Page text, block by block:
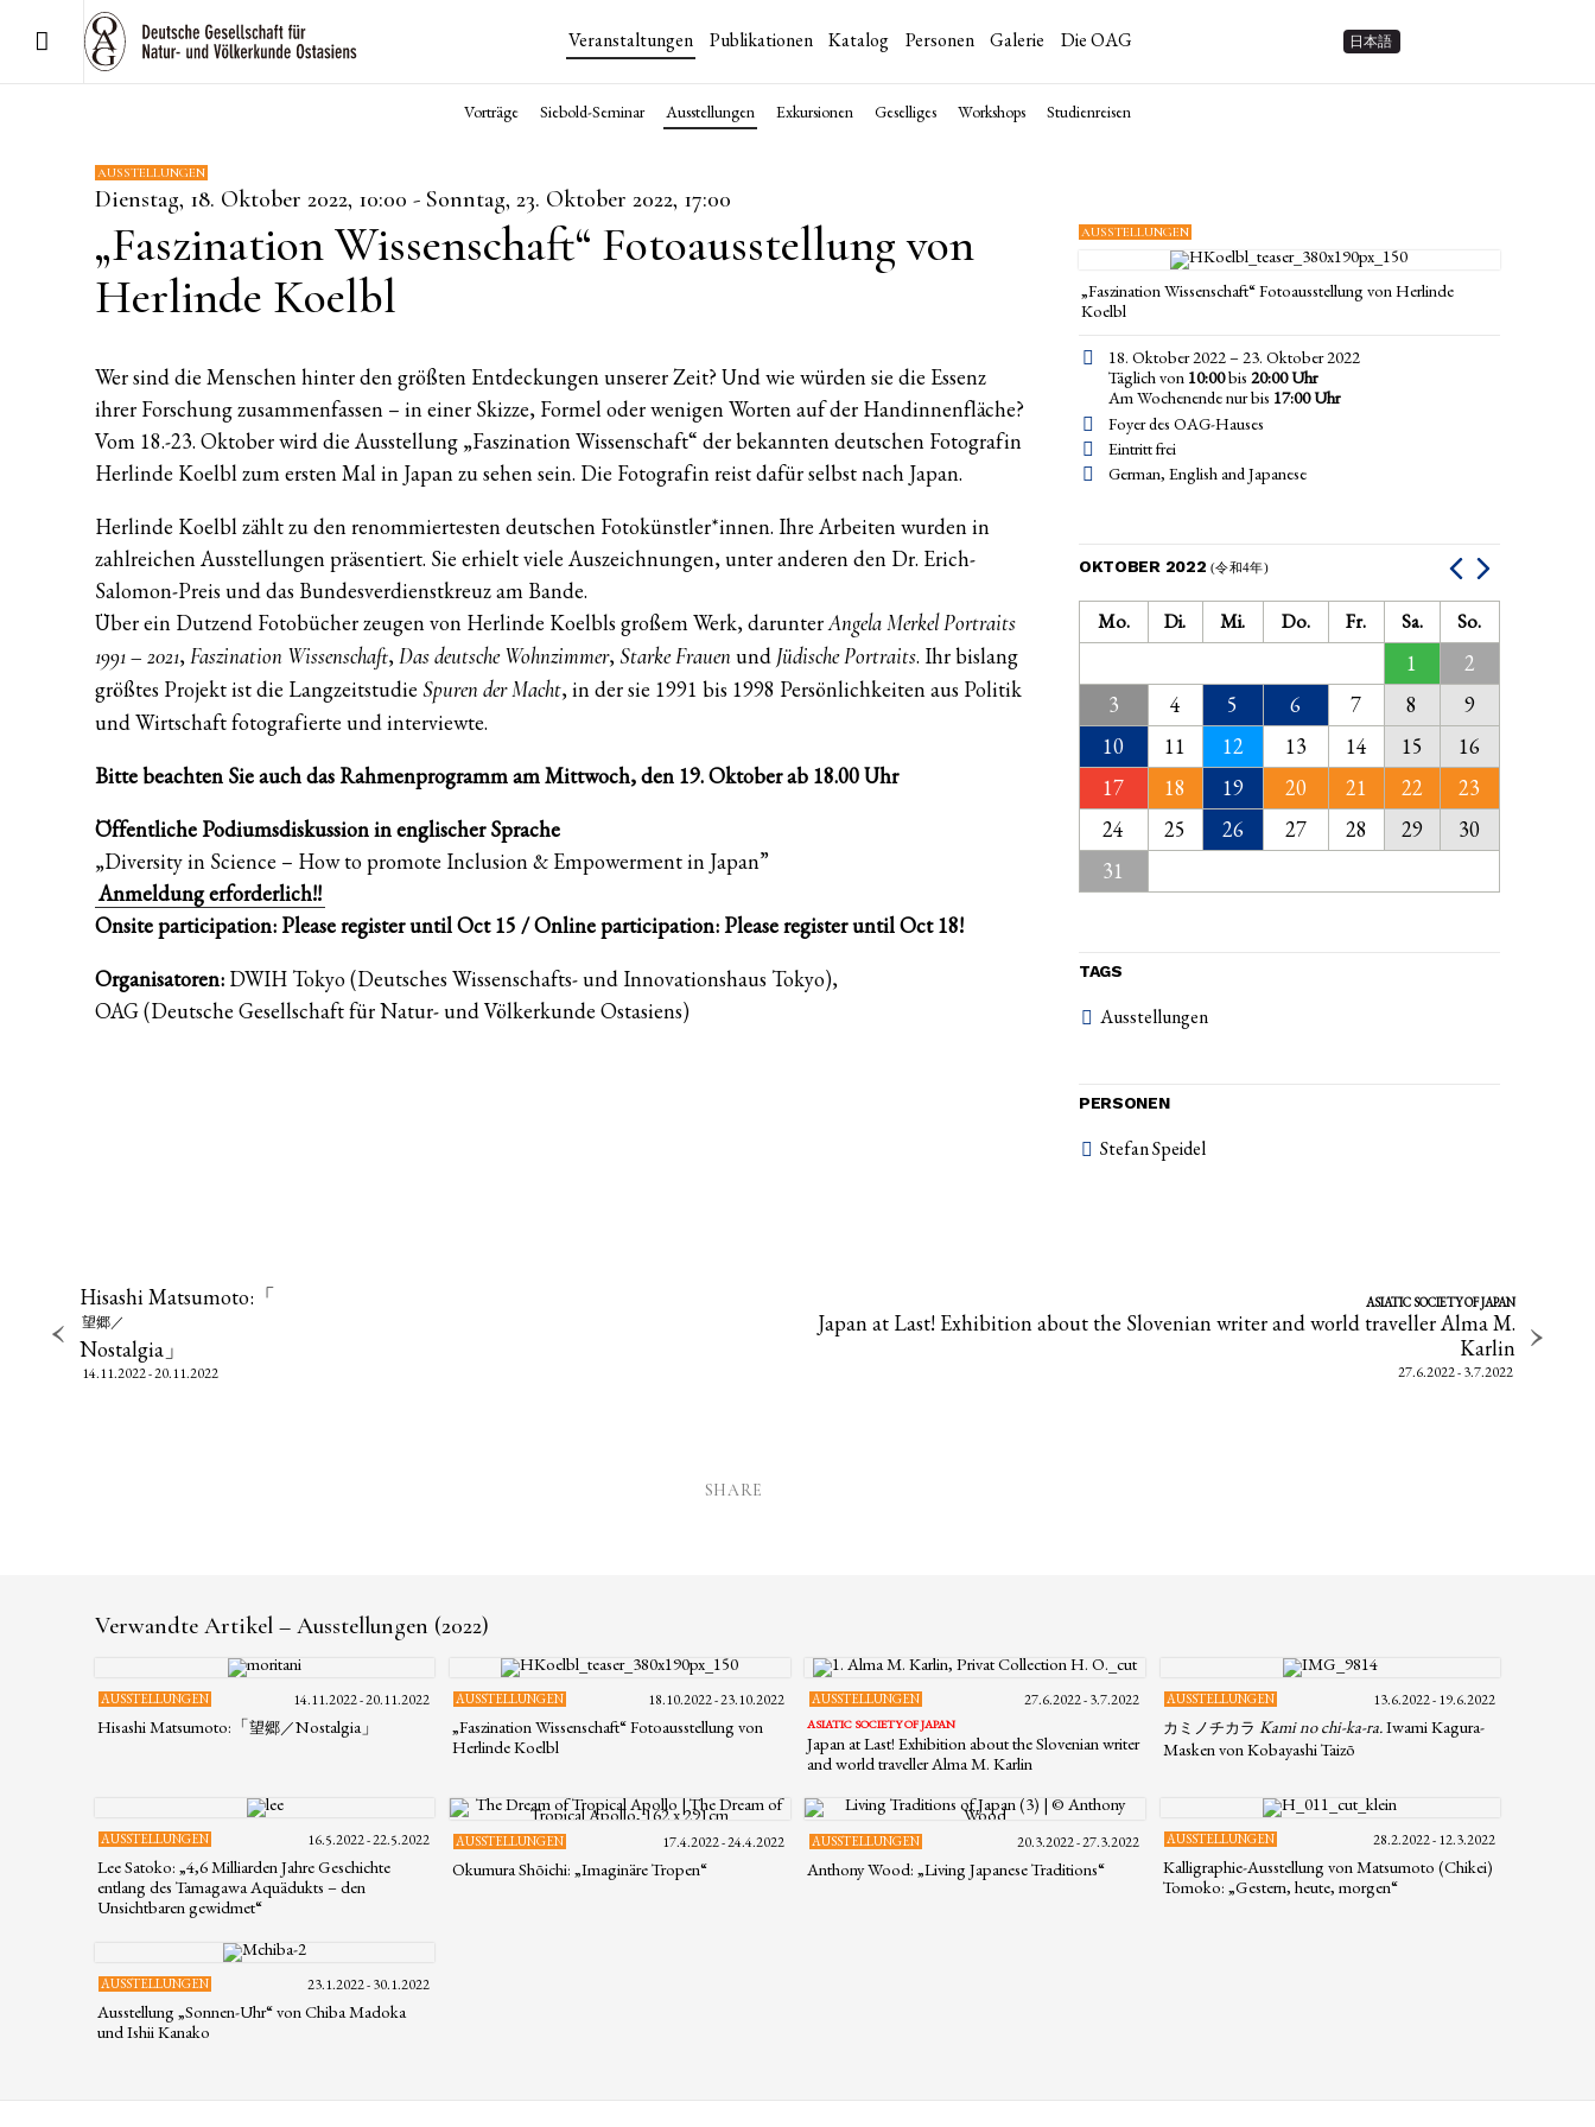
Veranstaltungen Publikationen Katalog Personen Galerie Die OAG 日本語
Vorträge Siebold-Seminar Ausstellungen Exkursionen Geselliges Workshops Studienreisen
AUSSTELLUNGEN
Dienstag, 18. Oktober 2022, 10:00 - Sonntag, 23. Oktober 2022, 17:00
„Faszination Wissenschaft“ Fotoausstellung von
Herlinde Koelbl
Wer sind die Menschen hinter den größten Entdeckungen unserer Zeit? Und wie würden sie die Essenz
ihrer Forschung zusammenfassen – in einer Skizze, Formel oder wenigen Worten auf der Handinnenfläche?
Vom 18.-23. Oktober wird die Ausstellung „Faszination Wissenschaft“ der bekannten deutschen Fotografin
Herlinde Koelbl zum ersten Mal in Japan zu sehen sein. Die Fotografin reist dafür selbst nach Japan.
Herlinde Koelbl zählt zu den renommiertesten deutschen Fotokünstler*innen. Ihre Arbeiten wurden in
zahlreichen Ausstellungen präsentiert. Sie erhielt viele Auszeichnungen, unter anderen den Dr. Erich-
Salomon-Preis und das Bundesverdienstkreuz am Bande.
Über ein Dutzend Fotobücher zeugen von Herlinde Koelbls großem Werk, darunterAngela Merkel Portraits
1991 – 2021,Faszination Wissenschaft,Das deutsche Wohnzimmer,Starke Frauenund Jüdische Portraits. Ihr bislang
größtes Projekt ist die Langzeitstudie Spuren der Macht, in der sie 1991 bis 1998 Persönlichkeiten aus Politik
und Wirtschaft fotografierte und interviewte.
Bitte beachten Sie auch das Rahmenprogramm am Mittwoch, den 19. Oktober ab 18.00 Uhr
Öffentliche Podiumsdiskussion in englischer Sprache
„Diversity in Science – How to promote Inclusion & Empowerment in Japan”
Anmeldung erforderlich!!
Onsite participation: Please register until Oct 15 / Online participation: Please register until Oct 18!
Organisatoren: DWIH Tokyo (Deutsches Wissenschafts- und Innovationshaus Tokyo),
OAG (Deutsche Gesellschaft für Natur- und Völkerkunde Ostasiens)
AUSSTELLUNGEN
„Faszination Wissenschaft“ Fotoausstellung von Herlinde
Koelbl
18. Oktober 2022 – 23. Oktober 2022
Täglich von 10:00bis 20:00 Uhr
Am Wochenende nur bis 17:00Uhr
Foyer des OAG-Hauses
Eintritt frei
German, English and Japanese
OKTOBER 2022(令和4年)
Mo. Di. Mi. Do. Fr. Sa. So.
1
2
3
4 5 6 7 8
9
10
11 12 13 14 15
16
17
18 19 20 21 22
23
24
25 26 27 28 29
30
31
TAGS
Ausstellungen
PERSONEN
Stefan Speidel
Hisashi Matsumoto:「
望郷／
Nostalgia」
14.11.2022 - 20.11.2022
ASIATIC SOCIETY OF JAPAN
Japan at Last! Exhibition about the Slovenian writer and world traveller Alma M.
Karlin
27.6.2022 - 3.7.2022
SHARE
Verwandte Artikel – Ausstellungen (2022)
AUSSTELLUNGEN 14.11.2022 - 20.11.2022
Hisashi Matsumoto:「望郷／Nostalgia」
AUSSTELLUNGEN 18.10.2022 - 23.10.2022
„Faszination Wissenschaft“ Fotoausstellung von
Herlinde Koelbl
AUSSTELLUNGEN 27.6.2022 - 3.7.2022
ASIATIC SOCIETY OF JAPAN
Japan at Last! Exhibition about the Slovenian writer
and world traveller Alma M. Karlin
AUSSTELLUNGEN 13.6.2022 - 19.6.2022
カミノチカラ Kami no chi-ka-ra.Iwami Kagura-
Masken von Kobayashi Taizō
AUSSTELLUNGEN 16.5.2022 - 22.5.2022
Lee Satoko: „4,6 Milliarden Jahre Geschichte
entlang des Tamagawa Aquädukts – den
Unsichtbaren gewidmet“
AUSSTELLUNGEN 17.4.2022 - 24.4.2022
Okumura Shōichi: „Imaginäre Tropen“
AUSSTELLUNGEN 20.3.2022 - 27.3.2022
Anthony Wood: „Living Japanese Traditions“
AUSSTELLUNGEN 28.2.2022 - 12.3.2022
Kalligraphie-Ausstellung von Matsumoto (Chikei)
Tomoko: „Gestern, heute, morgen“
AUSSTELLUNGEN 23.1.2022 - 30.1.2022
Ausstellung „Sonnen-Uhr“ von Chiba Madoka
und Ishii Kanako